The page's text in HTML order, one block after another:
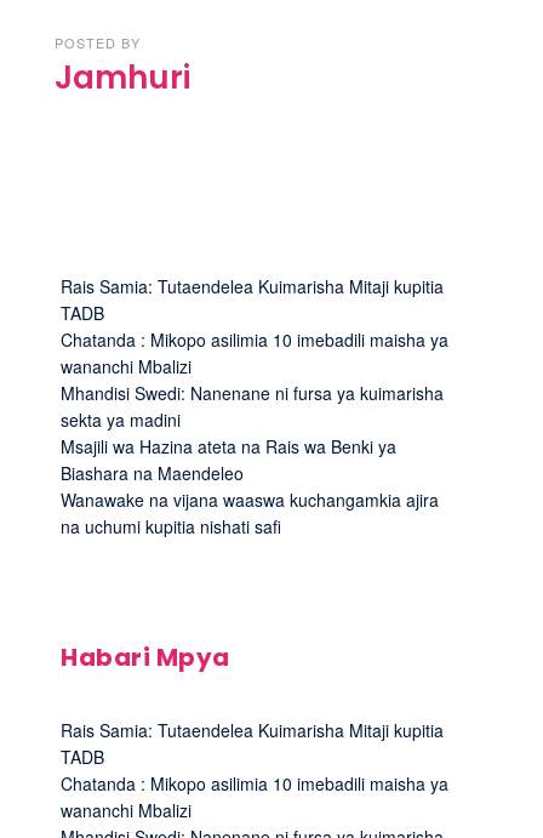
POSTED BY
Jamhuri
Rais Samia: Tutaendelea Kuimarisha Mitaji kupitia
TADB
Chatanda : Mikopo asilimia 10 imebadili maisha ya
wananchi Mbalizi
Mhandisi Swedi: Nanenane ni fursa ya kuimarisha
sekta ya madini
Msajili wa Hazina ateta na Rais wa Benki ya
Biashara na Maendeleo
Wanawake na vijana waaswa kuchangamkia ajira
na uchumi kupitia nishati safi
Habari Mpya
Rais Samia: Tutaendelea Kuimarisha Mitaji kupitia
TADB
Chatanda : Mikopo asilimia 10 imebadili maisha ya
wananchi Mbalizi